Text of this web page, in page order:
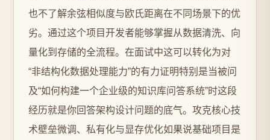
也不了解余弦相似度与欧氏距离在不同场景下的优
劣。通过这个项目开发者能够掌握从数据清洗、向
量化到存储的全流程。在面试中这可以转化为对
“非结构化数据处理能力”的有力证明特别是当被问
及“如何构建一个企业级的知识库问答系统”时这段
经历就是你回答架构设计问题的底气。攻克核心技
术壁垒微调、私有化与显存优化如果说基础项目是